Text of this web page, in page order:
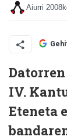
Aiurri
IV.
Eteneta